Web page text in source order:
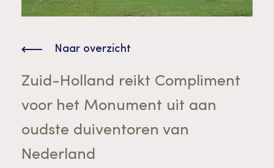
Ergoedvrijwilligersprijs
Downloads en nieuwsbrieven
Advies en ondersteuning voor
vrijwilligers
Aanvraagformulier
Onze medewerkers
Zuid-Holland reikt Compliment
voor het Monument uit aan
oudste duiventoren van
Nederland
Naar overzicht